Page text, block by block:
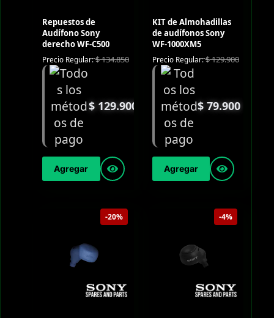
Repuestos de
Audífono Sony
derecho WF-C500
Precio Regular:$134.850
$129.900
Agregar
KIT de Almohadillas
de audífonos Sony
WF-1000XM5
Precio Regular:$129.900
$79.900
Agregar
-20% -4%